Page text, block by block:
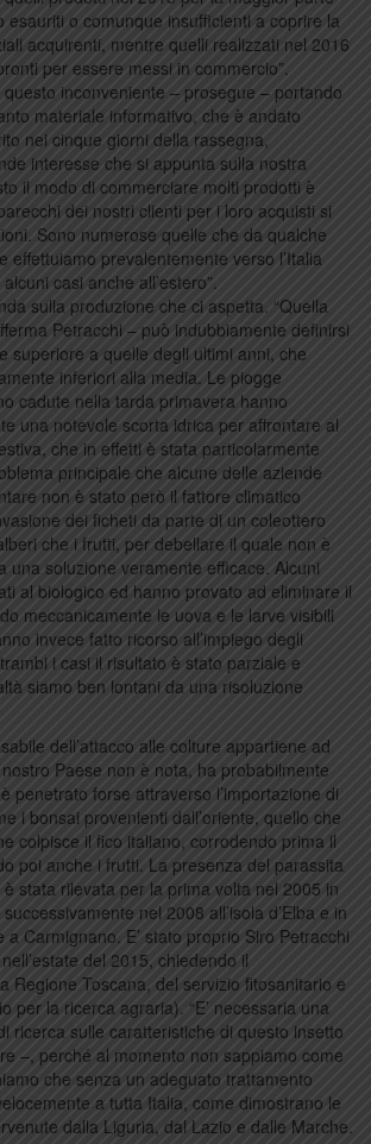
esauriti o comunque insufficienti a coprire la
acquirenti, mentre quelli realizzati nel 2016
per essere messi in commercio”.
questo inconveniente – prosegue – portando
materiale informativo, che è andato
nei cinque giorni della rassegna,
interesse che si appunta sulla nostra
il modo di commerciare molti prodotti è
dei nostri clienti per i loro acquisti si
Sono numerose quelle che da qualche
effettuiamo prevalentemente verso l’Italia
casi anche all’estero”.
sulla produzione che ci aspetta. “Quella
Petracchi – può indubbiamente definirsi
superiore a quelle degli ultimi anni, che
inferiori alla media. Le piogge
cadute nella tarda primavera hanno
una notevole scorta idrica per affrontare al
che in effetti è stata particolarmente
principale che alcune delle aziende
non è stato però il fattore climatico
dei ficheti da parte di un coleottero
che i frutti, per debellare il quale non è
una soluzione veramente efficace. Alcuni
al biologico ed hanno provato ad eliminare il
meccanicamente le uova e le larve visibili
invece fatto ricorso all’impiego degli
i casi il risultato è stato parziale e
siamo ben lontani da una risoluzione
dell’attacco alle colture appartiene ad
Paese non è nota, ha probabilmente
penetrato forse attraverso l’importazione di
i bonsai provenienti dall’oriente, quello che
colpisce il fico italiano, corrodendo prima il
poi anche i frutti. La presenza del parassita
stata rilevata per la prima volta nel 2005 in
nel 2008 all’isola d’Elba e in
Carmignano. E’ stato proprio Siro Petracchi
del 2015, chiedendo il
Regione Toscana, del servizio fitosanitario e
per la ricerca agraria). “E’ necessaria una
ricerca sulle caratteristiche di questo insetto
–, perché al momento non sappiamo come
che senza un adeguato trattamento
a tutta Italia, come dimostrano le
dalla Liguria, dal Lazio e dalle Marche.